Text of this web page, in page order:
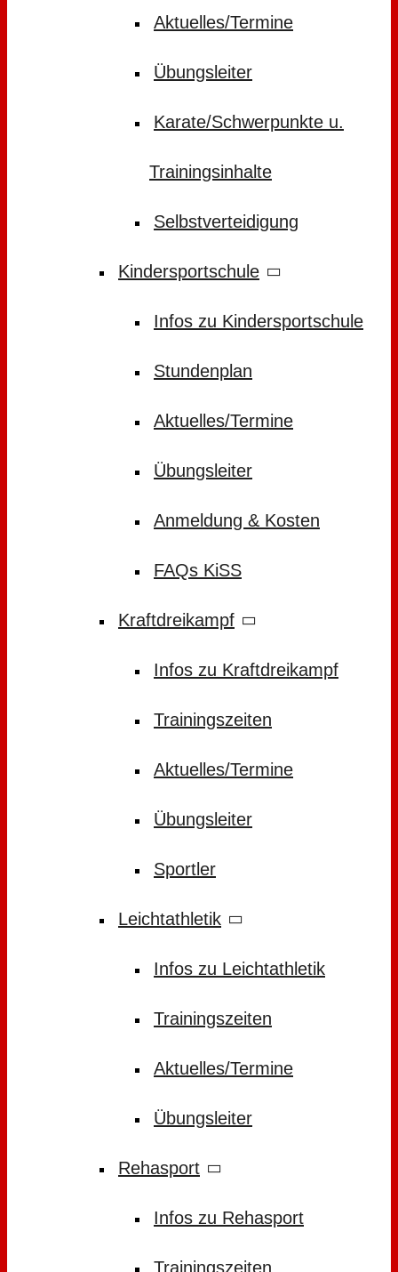
Aktuelles/Termine
Übungsleiter
Karate/Schwerpunkte u.
Trainingsinhalte
Selbstverteidigung
Kindersportschule
Infos zu Kindersportschule
Stundenplan
Aktuelles/Termine
Übungsleiter
Anmeldung & Kosten
FAQs KiSS
Kraftdreikampf
Infos zu Kraftdreikampf
Trainingszeiten
Aktuelles/Termine
Übungsleiter
Sportler
Leichtathletik
Infos zu Leichtathletik
Trainingszeiten
Aktuelles/Termine
Übungsleiter
Rehasport
Infos zu Rehasport
Trainingszeiten